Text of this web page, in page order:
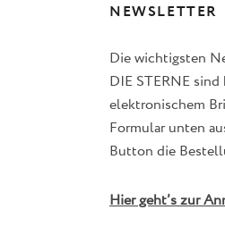
NEWSLETTER
Die wichtigsten
DIE STERNE
elektronischem
Formular unten
Button die
Hier geht’s zur